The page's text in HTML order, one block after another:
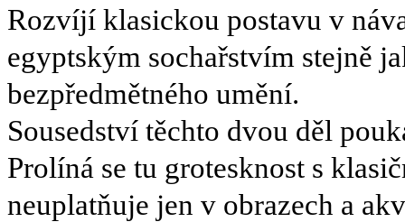
Rozvíjí klasickou postavu v
egyptským sochařstvím stejně
bezpředmětného umění.
Sousedství těchto dvou děl
Prolíná se tu grotesknost s
neuplatňuje jen v obrazech a